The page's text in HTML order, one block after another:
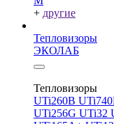
+ другие
Тепловизоры
ЭКОЛАБ
Тепловизоры
UTi260В
UTi256G UTi32